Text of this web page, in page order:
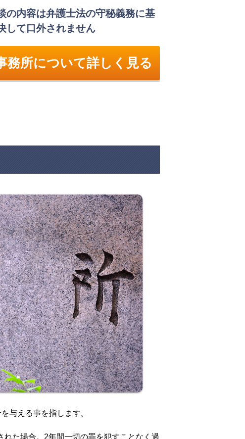
の内容は弁護士法の守秘義務に基
して口外されません
務所について詳しく見る
与える事を指します。
た場合。2年間一切の罪を犯すことなく過